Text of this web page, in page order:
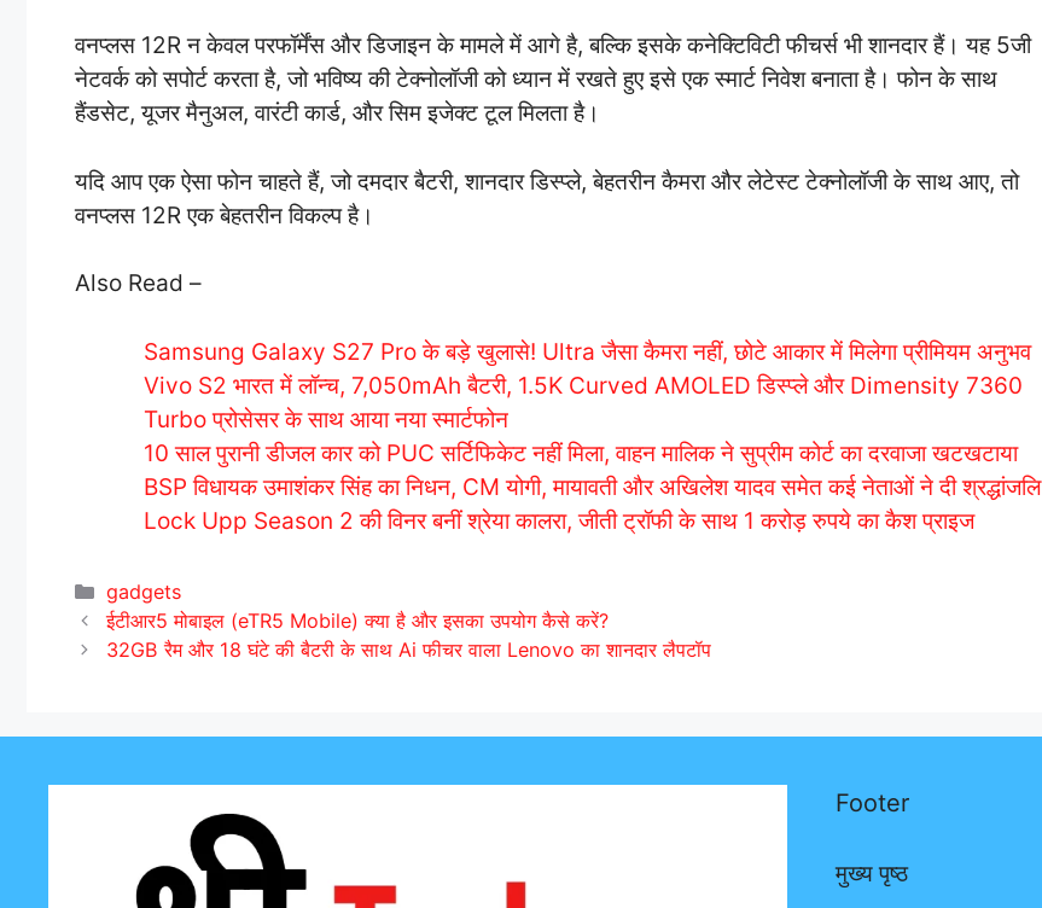
वनप्लस 12R न केवल परफॉर्मेंस और डिजाइन के मामले में आगे है, बल्कि इसके कनेक्टिविटी फीचर्स भी शानदार हैं। यह 5जी
नेटवर्क को सपोर्ट करता है, जो भविष्य की टेक्नोलॉजी को ध्यान में रखते हुए इसे एक स्मार्ट निवेश बनाता है। फोन के साथ
हैंडसेट, यूजर मैनुअल, वारंटी कार्ड, और सिम इजेक्ट टूल मिलता है।
यदि आप एक ऐसा फोन चाहते हैं, जो दमदार बैटरी, शानदार डिस्प्ले, बेहतरीन कैमरा और लेटेस्ट टेक्नोलॉजी के साथ आए, तो
वनप्लस 12R एक बेहतरीन विकल्प है।
Also Read –
Samsung Galaxy S27 Pro के बड़े खुलासे! Ultra जैसा कैमरा नहीं, छोटे आकार में मिलेगा प्रीमियम अनुभव
Vivo S2 भारत में लॉन्च, 7,050mAh बैटरी, 1.5K Curved AMOLED डिस्प्ले और Dimensity 7360
Turbo प्रोसेसर के साथ आया नया स्मार्टफोन
10 साल पुरानी डीजल कार को PUC सर्टिफिकेट नहीं मिला, वाहन मालिक ने सुप्रीम कोर्ट का दरवाजा खटखटाया
BSP विधायक उमाशंकर सिंह का निधन, CM योगी, मायावती और अखिलेश यादव समेत कई नेताओं ने दी श्रद्धांजलि
Lock Upp Season 2 की विनर बनीं श्रेया कालरा, जीती ट्रॉफी के साथ 1 करोड़ रुपये का कैश प्राइज
C
a
t
o
i
gadgets
ईटीआर5 मोबाइल (eTR5 Mobile) क्या है और इसका उपयोग कैसे करें?
32GB रैम और 18 घंटे की बैटरी के साथ Ai फीचर वाला Lenovo का शानदार लैपटॉप
Footer
मुख्य पृष्ठ